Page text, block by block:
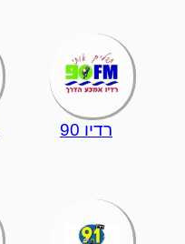
רדיו 90